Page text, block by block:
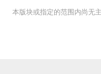
本版块或指定的范围内尚无